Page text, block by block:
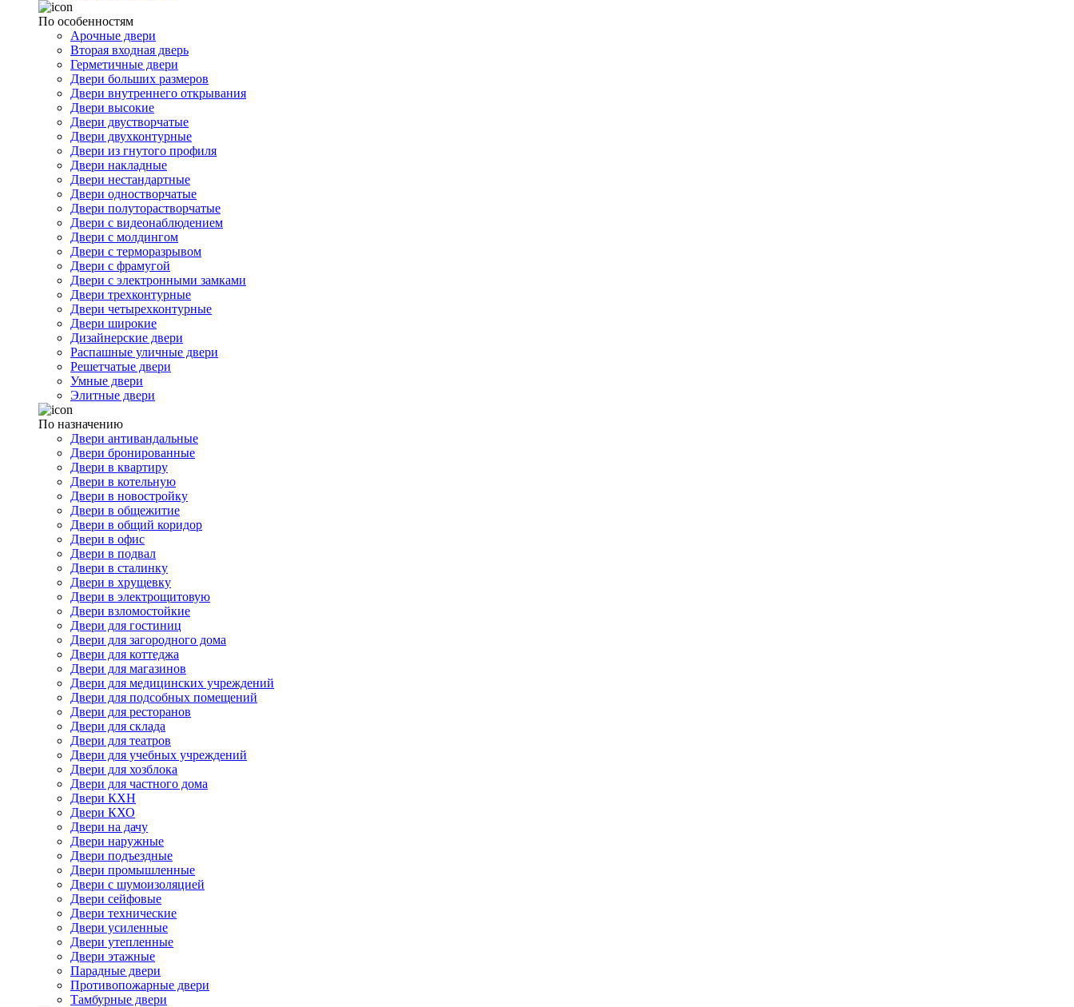
По особенностям
Арочные двери
Вторая входная дверь
Герметичные двери
Двери больших размеров
Двери внутреннего открывания
Двери высокие
Двери двустворчатые
Двери двухконтурные
Двери из гнутого профиля
Двери накладные
Двери нестандартные
Двери одностворчатые
Двери полуторастворчатые
Двери с видеонаблюдением
Двери с молдингом
Двери с терморазрывом
Двери с фрамугой
Двери с электронными замками
Двери трехконтурные
Двери четырехконтурные
Двери широкие
Дизайнерские двери
Распашные уличные двери
Решетчатые двери
Умные двери
Элитные двери
По назначению
Двери антивандальные
Двери бронированные
Двери в квартиру
Двери в котельную
Двери в новостройку
Двери в общежитие
Двери в общий коридор
Двери в офис
Двери в подвал
Двери в сталинку
Двери в хрущевку
Двери в электрощитовую
Двери взломостойкие
Двери для гостиниц
Двери для загородного дома
Двери для коттеджа
Двери для магазинов
Двери для медицинских учреждений
Двери для подсобных помещений
Двери для ресторанов
Двери для склада
Двери для театров
Двери для учебных учреждений
Двери для хозблока
Двери для частного дома
Двери КХН
Двери КХО
Двери на дачу
Двери наружные
Двери подъездные
Двери промышленные
Двери с шумоизоляцией
Двери сейфовые
Двери технические
Двери усиленные
Двери утепленные
Двери этажные
Парадные двери
Противопожарные двери
Тамбурные двери